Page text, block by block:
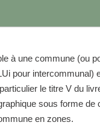
à une commune (ou
pour intercommunal)
le titre V du
sous forme de
en zones.